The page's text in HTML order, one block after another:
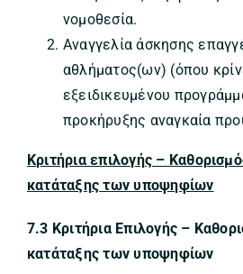
νομοθεσία.
Αναγγελία άσκησης
αθλήματος(ων) (όπου
εξειδικευμένου
προκήρυξης αναγκαία
Κριτήρια επιλογής –
κατάταξης των υποψηφίων
7.3 Κριτήρια Επιλογής –
κατάταξης των υποψηφίων